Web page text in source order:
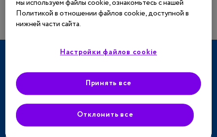
ТЕРАПЕВТИЧЕСКИЕ НАПРАВЛЕНИЯ
СПЕЦПРОЕКТЫ
МЕРОПРИЯТИЯ
мы используем файлы cookie, ознакомьтесь с нашей
Политикой в отношении файлов cookie, доступной в
нижней части сайта.
Настройки файлов cookie
Отклонить все
Принять все